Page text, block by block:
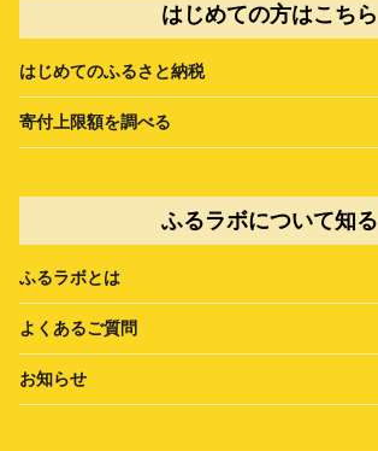
はじめての方はこちら
はじめてのふるさと納税
寄付上限額を調べる
ふるラボについて知る
ふるラボとは
よくあるご質問
お知らせ